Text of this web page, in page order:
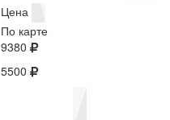
Цена
По карте
9380
5500